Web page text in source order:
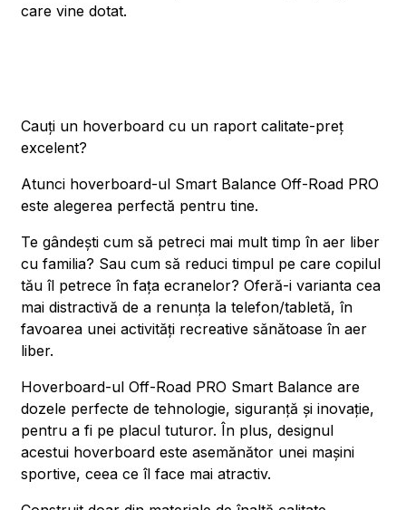
care vine dotat.
Cauți un hoverboard cu un raport calitate-preț
excelent?
Atunci hoverboard-ul Smart Balance Off-Road PRO
este alegerea perfectă pentru tine.
Te gândești cum să petreci mai mult timp în aer liber
cu familia? Sau cum să reduci timpul pe care copilul
tău îl petrece în fața ecranelor? Oferă-i varianta cea
mai distractivă de a renunța la telefon/tabletă, în
favoarea unei activități recreative sănătoase în aer
liber.
Hoverboard-ul Off-Road PRO Smart Balance are
dozele perfecte de tehnologie, siguranță și inovație,
pentru a fi pe placul tuturor. În plus, designul
acestui hoverboard este asemănător unei mașini
sportive, ceea ce îl face mai atractiv.